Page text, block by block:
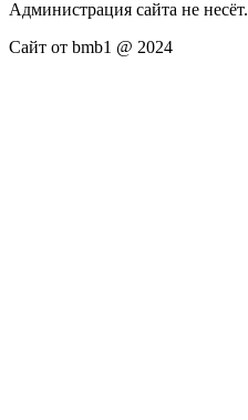
Администрация сайта не несёт.
Сайт от bmb1 @ 2024